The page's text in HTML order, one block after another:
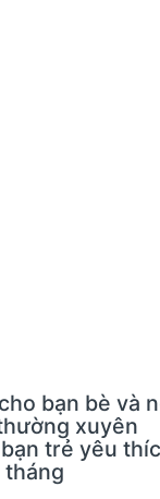
bạn bè và
xuyên
trẻ yêu
tháng